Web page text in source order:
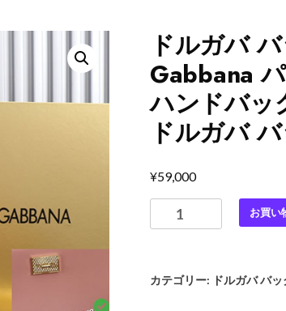
ドルガバ
Gabbana
ハンドバ
ドルガバ
¥59,000
ル
バ
お買い
カテゴリー: ドルガバ バ